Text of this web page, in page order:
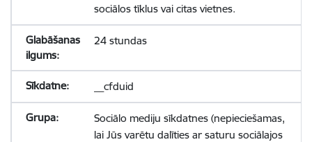
sociālos tīklus vai citas vietnes.
24 stundas
__cfduid
Sociālo mediju sīkdatnes (nepieciešamas,
lai Jūs varētu dalīties ar saturu sociālajos